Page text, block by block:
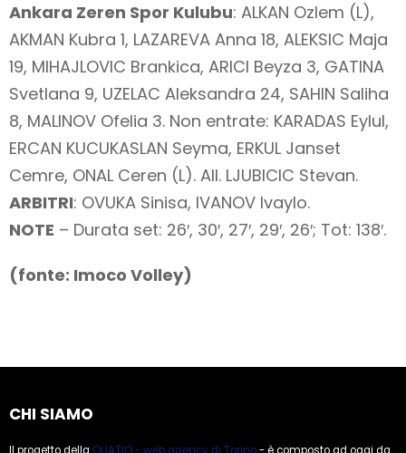
Ankara Zeren Spor Kulubu: ALKAN Ozlem (L),
AKMAN Kubra 1, LAZAREVA Anna 18, ALEKSIC Maja
19, MIHAJLOVIC Brankica, ARICI Beyza 3, GATINA
Svetlana 9, UZELAC Aleksandra 24, SAHIN Saliha
8, MALINOV Ofelia 3. Non entrate: KARADAS Eylul,
ERCAN KUCUKASLAN Seyma, ERKUL Janset
Cemre, ONAL Ceren (L). All. LJUBICIC Stevan.
ARBITRI: OVUKA Sinisa, IVANOV Ivaylo.
NOTE – Durata set: 26′, 30′, 27′, 29′, 26′; Tot: 138′.
(fonte: Imoco Volley)
CHI SIAMO